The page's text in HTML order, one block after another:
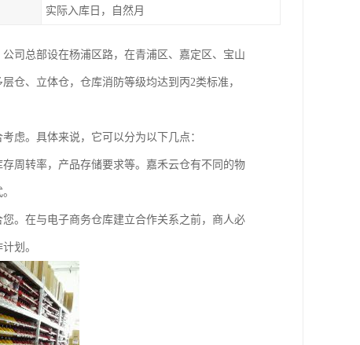
实际入库日，自然月
司总部设在杨浦区路，在青浦区、嘉定区、宝山
仓、立体仓，仓库消防等级均达到丙2类标准，
虑。具体来说，它可以分为以下几点：
周转率，产品存储要求等。嘉禾云仓有不同的物
。在与电子商务仓库建立合作关系之前，商人必
划。